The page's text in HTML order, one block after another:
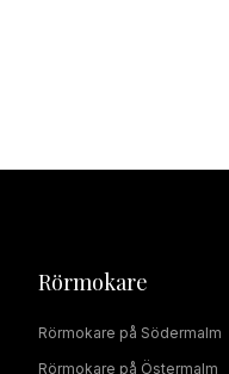
Rörmokare
Rörmokare på Södermalm
Rörmokare på Östermalm